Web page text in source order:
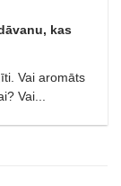
kas
Vai aromāts
Vai...